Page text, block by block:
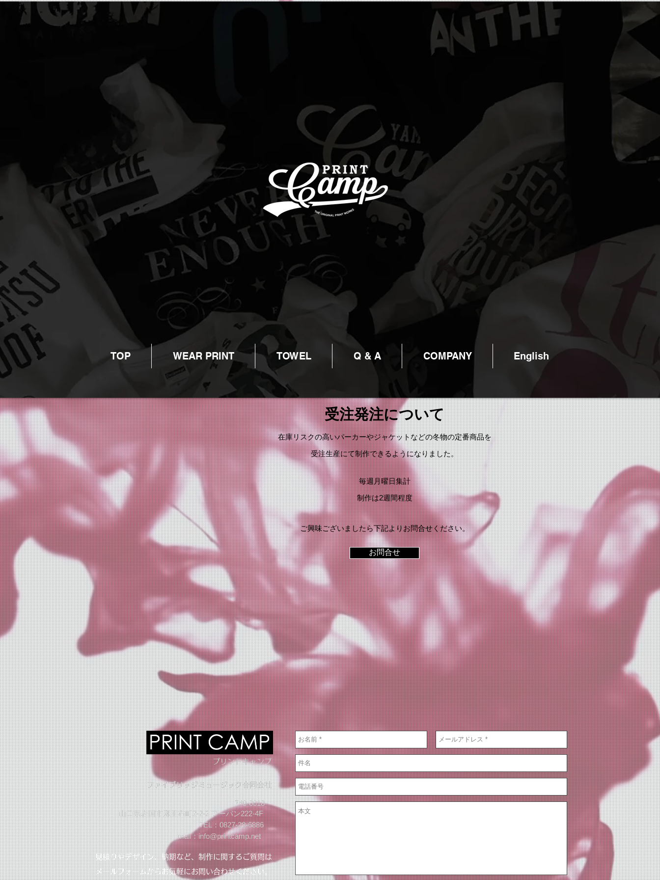
TOP WEAR PRINT TOWEL Q & A COMPANY English
​受注発注について
在庫リスクの高いパーカーやジャケットなどの冬物の定番商品を
​受注生産にて制作できるようになりました。
毎週月曜日集計
​制作は2週間程度
​ご興味ございましたら下記よりお問合せください。
お問合せ
​プリントキャンプ
​ファイブリッジミュージック合同会社
740-0018
​山口県岩国市麻里布町2-2-2 アーバン222-4F
TEL：0827-28-6886
mail：info@printcamp.net
​見積りやデザイン、納期など、制作に関するご質問は
メールフォームからお気軽にお問い合わせください。​